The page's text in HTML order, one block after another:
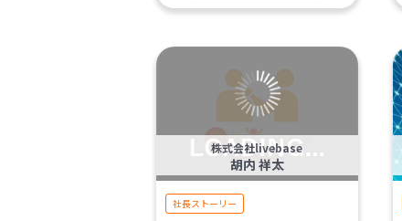
株式会社livebase
胡内 祥太
社長ストーリー